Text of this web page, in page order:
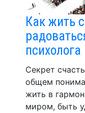
Как жить
психолога
Секрет
общем
жить в
миром, быть